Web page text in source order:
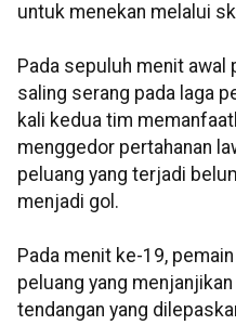
untuk menekan melalui
Pada sepuluh menit awal
saling serang pada laga
kali kedua tim
menggedor pertahanan
peluang yang terjadi
menjadi gol.
Pada menit ke-19,
peluang yang
tendangan yang